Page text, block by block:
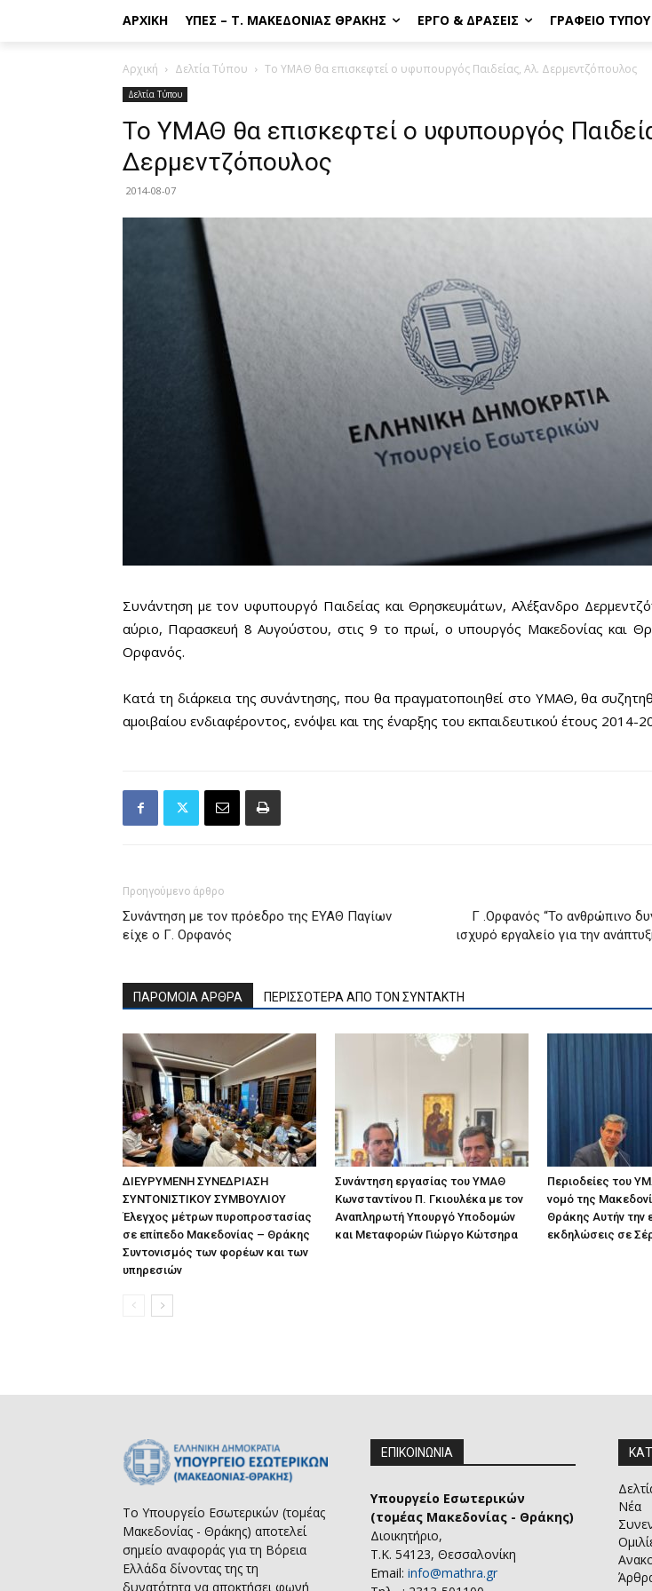
ΑΡΧΙΚΉ ΥΠΕΣ – Τ. ΜΑΚΕΔΟΝΊΑΣ ΘΡΆΚΗΣ ΈΡΓΟ & ΔΡΆΣΕΙΣ ΓΡΑΦΕΊΟ ΤΎΠΟΥ
Αρχική Δελτία Τύπου Το ΥΜΑΘ θα επισκεφτεί ο υφυπουργός Παιδείας, Αλ. Δερμεντζόπουλος
Δελτία Τύπου
Το ΥΜΑΘ θα επισκεφτεί ο υφυπουργός
Δερμεντζόπουλος
2014-08-07
Συνάντηση με τον υφυπουργό Παιδείας και Θρησκευμάτων, Αλέξανδρο
αύριο, Παρασκευή 8 Αυγούστου, στις 9 το πρωί, ο υπουργός Μακεδονίας και
Ορφανός.
Κατά τη διάρκεια της συνάντησης, που θα πραγματοποιηθεί στο ΥΜΑΘ, θα
αμοιβαίου ενδιαφέροντος, ενόψει και της έναρξης του εκπαιδευτικού έτους 2014-
Προηγούμενο άρθρο
Συνάντηση με τον πρόεδρο της ΕΥΑΘ Παγίων
είχε ο Γ. Ορφανός
Γ .Ορφανός “Το ανθρώπινο
ισχυρό εργαλείο για την
ΠΑΡΟΜΟΙΑ ΑΡΘΡΑ ΠΕΡΙΣΣΟΤΕΡΑ ΑΠΟ ΤΟΝ ΣΥΝΤΑΚΤΗ
ΔΙΕΥΡΥΜΕΝΗ ΣΥΝΕΔΡΙΑΣΗ
ΣΥΝΤΟΝΙΣΤΙΚΟΥ ΣΥΜΒΟΥΛΙΟΥ
Έλεγχος μέτρων πυροπροστασίας
σε επίπεδο Μακεδονίας – Θράκης
Συντονισμός των φορέων και των
υπηρεσιών
Συνάντηση εργασίας του ΥΜΑΘ
Κωνσταντίνου Π. Γκιουλέκα με τον
Αναπληρωτή Υπουργό Υποδομών
και Μεταφορών Γιώργο Κώτσηρα
Περιοδείες του
νομό της
Θράκης Αυτήν την
εκδηλώσεις σε
Το Υπουργείο Εσωτερικών (τομέας
Μακεδονίας - Θράκης) αποτελεί
σημείο αναφοράς για τη Βόρεια
Ελλάδα δίνοντας της τη
δυνατότητα να αποκτήσει φωνή
ΕΠΙΚΟΙΝΩΝΙΑ
Υπουργείο Εσωτερικών
(τομέας Μακεδονίας - Θράκης)
Διοικητήριο,
Τ.Κ. 54123, Θεσσαλονίκη
Email: info@mathra.gr
Νέα